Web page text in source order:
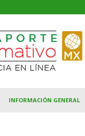
INFORMACIÓN GENERAL